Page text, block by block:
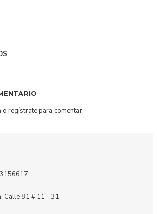
o regístratepara comentar.
Calle 81 # 11 - 31